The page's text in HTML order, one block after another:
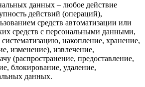
данных – любое действие
действий (операций),
средств автоматизации или
средств с персональными данными,
накопление, хранение,
изменение), извлечение,
(распространение, предоставление,
блокирование, удаление,
данных.